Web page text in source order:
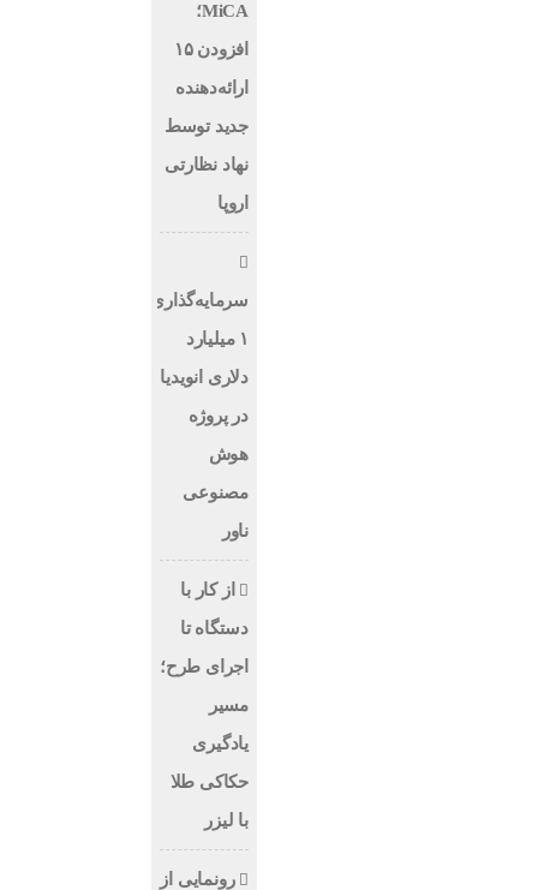
MiCA؛
افزودن ۱۵
ارائه‌دهنده
جدید توسط
نهاد نظارتی
اروپا
سرمایه‌گذاری
۱ میلیارد
دلاری انویدیا
در پروژه
هوش
مصنوعی
ناور
از کار با
دستگاه تا
اجرای طرح؛
مسیر
یادگیری
حکاکی طلا
با لیزر
رونمایی از